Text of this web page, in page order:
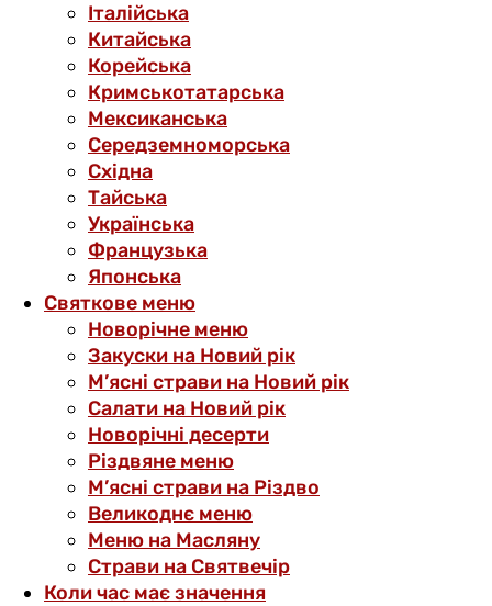
Італійська
Китайська
Корейська
Кримськотатарська
Мексиканська
Середземноморська
Східна
Тайська
Українська
Французька
Японська
Святкове меню
Новорічне меню
Закуски на Новий рік
М’ясні страви на Новий рік
Салати на Новий рік
Новорічні десерти
Різдвяне меню
М’ясні страви на Різдво
Великоднє меню
Меню на Масляну
Страви на Святвечір
Коли час має значення